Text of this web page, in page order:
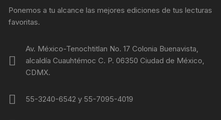
Ponemos a tu alcance las mejores ediciones de tus lecturas
favoritas.
Av. México-Tenochtitlan No. 17 Colonia Buenavista,
alcaldía Cuauhtémoc C. P. 06350 Ciudad de México,
CDMX.
55-3240-6542 y 55-7095-4019